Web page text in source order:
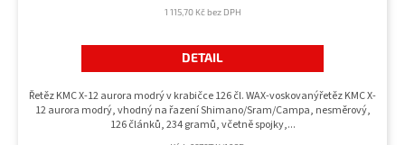
1 115,70 Kč bez DPH
DETAIL
Řetěz KMC X-12 aurora modrý v krabičce 126 čl. WAX-voskovanýřetěz KMC X-
12 aurora modrý, vhodný na řazení Shimano/Sram/Campa, nesměrový,
126 článků, 234 gramů, včetně spojky,...